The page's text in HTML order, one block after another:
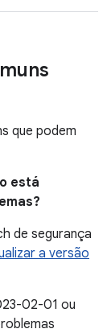
que podem
está
de segurança
a versão
02-01 ou